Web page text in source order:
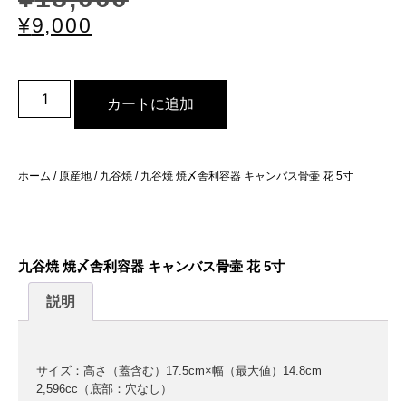
¥9,000
カートに追加
ホーム / 原産地 / 九谷焼 / 九谷焼 焼〆舎利容器 キャンバス骨壷 花 5寸
九谷焼 焼〆舎利容器 キャンバス骨壷 花 5寸
説明
サイズ：高さ（蓋含む）17.5cm×幅（最大値）14.8cm
2,596cc（底部：穴なし）